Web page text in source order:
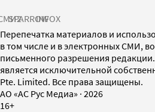
SPARROWINFOX
Перепечатка материалов и
в том числе и в электронных СМИ,
письменного разрешения
является исключительной
Pte. Limited. Все права защищены.
AO «АС Рус Медиа» · 2026
16+